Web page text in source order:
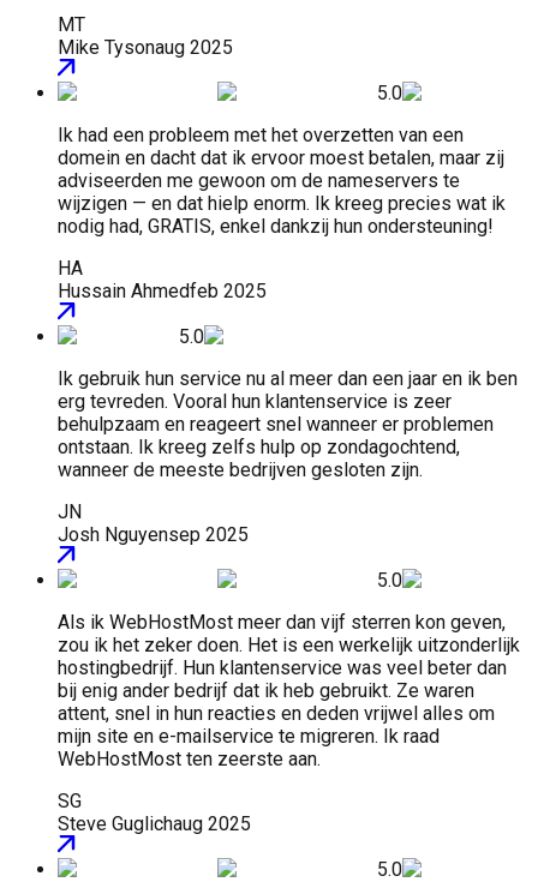
MT
Mike Tysonaug 2025
5.0
Ik had een probleem met het overzetten van een
domein en dacht dat ik ervoor moest betalen, maar zij
adviseerden me gewoon om de nameservers te
wijzigen — en dat hielp enorm. Ik kreeg precies wat ik
nodig had, GRATIS, enkel dankzij hun ondersteuning!
HA
Hussain Ahmedfeb 2025
5.0
Ik gebruik hun service nu al meer dan een jaar en ik ben
erg tevreden. Vooral hun klantenservice is zeer
behulpzaam en reageert snel wanneer er problemen
ontstaan. Ik kreeg zelfs hulp op zondagochtend,
wanneer de meeste bedrijven gesloten zijn.
JN
Josh Nguyensep 2025
5.0
Als ik WebHostMost meer dan vijf sterren kon geven,
zou ik het zeker doen. Het is een werkelijk uitzonderlijk
hostingbedrijf. Hun klantenservice was veel beter dan
bij enig ander bedrijf dat ik heb gebruikt. Ze waren
attent, snel in hun reacties en deden vrijwel alles om
mijn site en e-mailservice te migreren. Ik raad
WebHostMost ten zeerste aan.
SG
Steve Guglichaug 2025
5.0